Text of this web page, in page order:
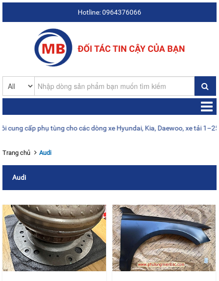
Hotline: 0964376066
phụ tùng cho các dòng xe Hyundai, Kia, Daewoo, xe tải 1–25 tấn,
Trang chủ Audi
Audi